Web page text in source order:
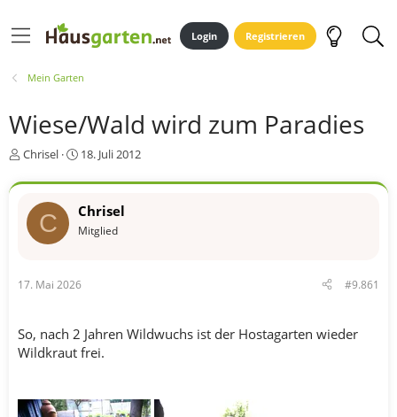
Login Registrieren
Mein Garten
Wiese/Wald wird zum Paradies
E
s
e
r
Chrisel
E
s
e
l
a
18. Juli 2012
C Chrisel
Mitglied
17. Mai 2026 #9.861
So, nach 2 Jahren Wildwuchs ist der Hostagarten wieder
Wildkraut frei.